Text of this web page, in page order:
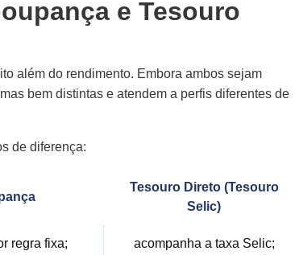
e Tesouro
além do rendimento. Embora ambos sejam
bem distintas e atendem a perfis diferentes de
de diferença:
Tesouro Direto (Tesouro
Selic)
regra fixa;
acompanha a taxa Selic;